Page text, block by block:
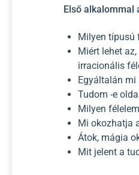
Első
Milyen típusú
Miért lehet
irracionális
Egyáltalán mi
Tudom -e
Milyen
Mi okozhatja
Átok, mágia
Mit jelent a